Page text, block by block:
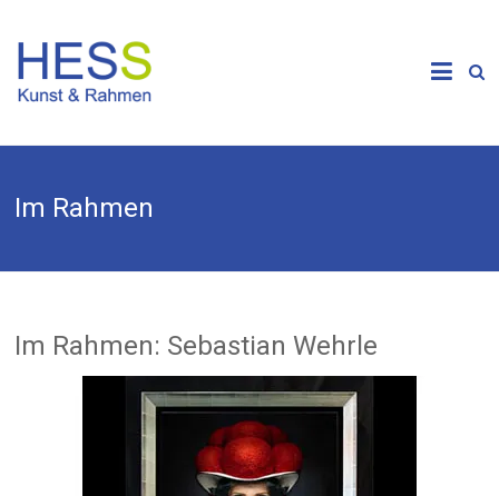
content
Im Rahmen
Im Rahmen: Sebastian Wehrle